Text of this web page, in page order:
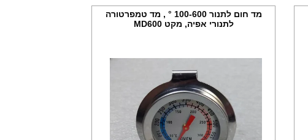
מד חום לתנור 100-600 ° , מד טמפרטורה
לתנורי אפיה, מקט MD600